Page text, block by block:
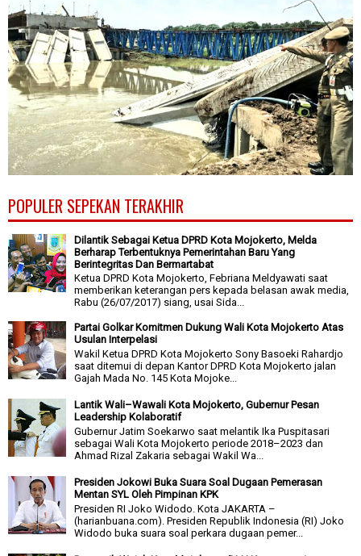
POPULER SEPEKAN TERAKHIR
Dilantik Sebagai Ketua DPRD Kota Mojokerto, Melda
Berharap Terbentuknya Pemerintahan Baru Yang
Berintegritas Dan Bermartabat
Ketua DPRD Kota Mojokerto, Febriana Meldyawati saat
memberikan keterangan pers kepada belasan awak media,
Rabu (26/07/2017) siang, usai Sida...
Partai Golkar Komitmen Dukung Wali Kota Mojokerto Atas
Usulan Interpelasi
Wakil Ketua DPRD Kota Mojokerto Sony Basoeki Rahardjo
saat ditemui di depan Kantor DPRD Kota Mojokerto jalan
Gajah Mada No. 145 Kota Mojoke...
Lantik Wali–Wawali Kota Mojokerto, Gubernur Pesan
Leadership Kolaboratif
Gubernur Jatim Soekarwo saat melantik Ika Puspitasari
sebagai Wali Kota Mojokerto periode 2018–2023 dan
Ahmad Rizal Zakaria sebagai Wakil Wa...
Presiden Jokowi Buka Suara Soal Dugaan Pemerasan
Mentan SYL Oleh Pimpinan KPK
Presiden RI Joko Widodo. Kota JAKARTA –
(harianbuana.com). Presiden Republik Indonesia (RI) Joko
Widodo buka suara soal perkara dugaan pemer...